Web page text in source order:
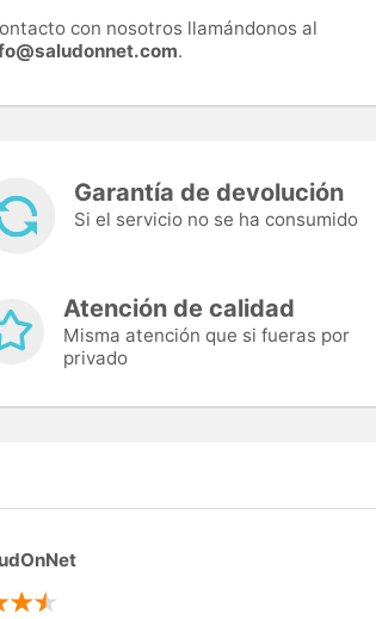
con nosotros llamándonos al
.
Garantía de devolución
Si el servicio no se ha consumido
Atención de calidad
Misma atención que si fueras por
privado